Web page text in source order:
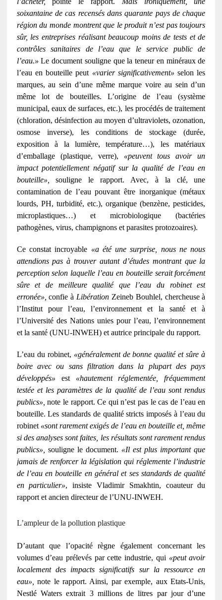
soixantaine de cas recensés dans quarante pays de chaque
région du monde montrent que le produit n’est pas toujours
sûr, les entreprises réalisant beaucoup moins de tests et de
contrôles sanitaires de l’eau que le service public de
l’eau.» Le document souligne que la teneur en minéraux de
l’eau en bouteille peut «varier significativement» selon les
marques, au sein d’une même marque voire au sein d’un
même lot de bouteilles. L’origine de l’eau (système
municipal, eaux de surfaces, etc.), les procédés de traitement
(chloration, désinfection au moyen d’ultraviolets, ozonation,
osmose inverse), les conditions de stockage (durée,
exposition à la lumière, température…), les matériaux
d’emballage (plastique, verre), «peuvent tous avoir un
impact potentiellement négatif sur la qualité de l’eau en
bouteille»,
souligne le rapport. Avec, à la clé, une
contamination de l’eau pouvant être inorganique (métaux
lourds, PH, turbidité, etc.), organique (benzène, pesticides,
microplastiques…) et microbiologique (bactéries
pathogènes, virus, champignons et parasites protozoaires).
Ce constat incroyable «a été une surprise, nous ne nous
attendions pas à trouver autant d’études montrant que la
perception selon laquelle l’eau en bouteille serait forcément
sûre et de meilleure qualité que l’eau du robinet est
erronée», confie à Libération Zeineb Bouhlel, chercheuse à
l’Institut pour l’eau, l’environnement et la santé et à
l’Université des Nations unies pour l’eau, l’environnement
et la santé (UNU-INWEH) et autrice principale du rapport.
L’eau du robinet, «généralement de bonne qualité et sûre à
boire avec ou sans filtration dans la plupart des pays
développés» est «hautement réglementée, fréquemment
testée et les paramètres de la qualité de l’eau sont rendus
publics», note le rapport. Ce qui n’est pas le cas de l’eau en
bouteille. Les standards de qualité stricts imposés à l’eau du
robinet «sont rarement exigés de l’eau en bouteille et, même
si des analyses sont faites, les résultats sont rarement rendus
publics»,
souligne le document. «Il est plus important que
jamais de renforcer la législation qui réglemente l’industrie
de l’eau en bouteille en général et ses standards de qualité
en particulier», insiste Vladimir Smakhtin, coauteur du
rapport et ancien directeur de l’UNU-INWEH.
L’ampleur de la pollution plastique
D’autant que l’opacité règne également concernant les
volumes d’eau prélevés par cette industrie, qui «peut avoir
localement des impacts significatifs sur la ressource en
eau»,
note le rapport. Ainsi, par exemple, aux Etats-Unis,
Nestlé Waters extrait 3 millions de litres par jour d’une